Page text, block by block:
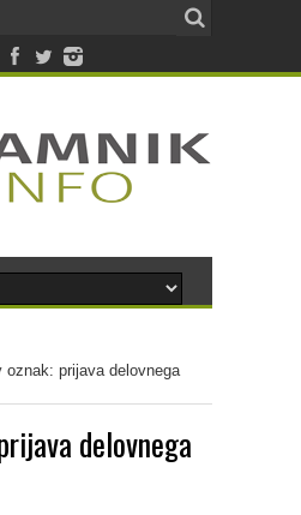
oznak: prijava delovnega
delovnega